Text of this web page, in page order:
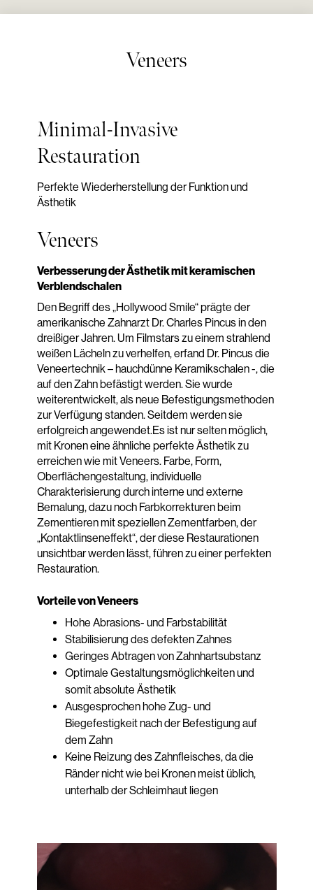
Veneers
Minimal-Invasive
Restauration
Perfekte Wiederherstellung der Funktion und
Ästhetik
Veneers
Verbesserung der Ästhetik mit keramischen
Verblendschalen
Den Begriff des „Hollywood Smile“ prägte der
amerikanische Zahnarzt Dr. Charles Pincus in den
dreißiger Jahren. Um Filmstars zu einem strahlend
weißen Lächeln zu verhelfen, erfand Dr. Pincus die
Veneertechnik – hauchdünne Keramikschalen -, die
auf den Zahn befästigt werden. Sie wurde
weiterentwickelt, als neue Befestigungsmethoden
zur Verfügung standen. Seitdem werden sie
erfolgreich angewendet.Es ist nur selten möglich,
mit Kronen eine ähnliche perfekte Ästhetik zu
erreichen wie mit Veneers. Farbe, Form,
Oberflächengestaltung, individuelle
Charakterisierung durch interne und externe
Bemalung, dazu noch Farbkorrekturen beim
Zementieren mit speziellen Zementfarben, der
„Kontaktlinseneffekt“, der diese Restaurationen
unsichtbar werden lässt, führen zu einer perfekten
Restauration.
Vorteile von Veneers
Hohe Abrasions- und Farbstabilität
Stabilisierung des defekten Zahnes
Geringes Abtragen von Zahnhartsubstanz
Optimale Gestaltungsmöglichkeiten und
somit absolute Ästhetik
Ausgesprochen hohe Zug- und
Biegefestigkeit nach der Befestigung auf
dem Zahn
Keine Reizung des Zahnfleisches, da die
Ränder nicht wie bei Kronen meist üblich,
unterhalb der Schleimhaut liegen